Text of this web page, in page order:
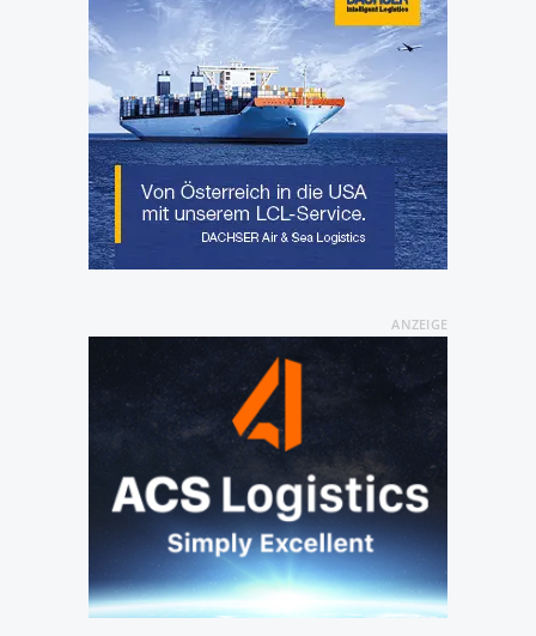
ANZEIGE